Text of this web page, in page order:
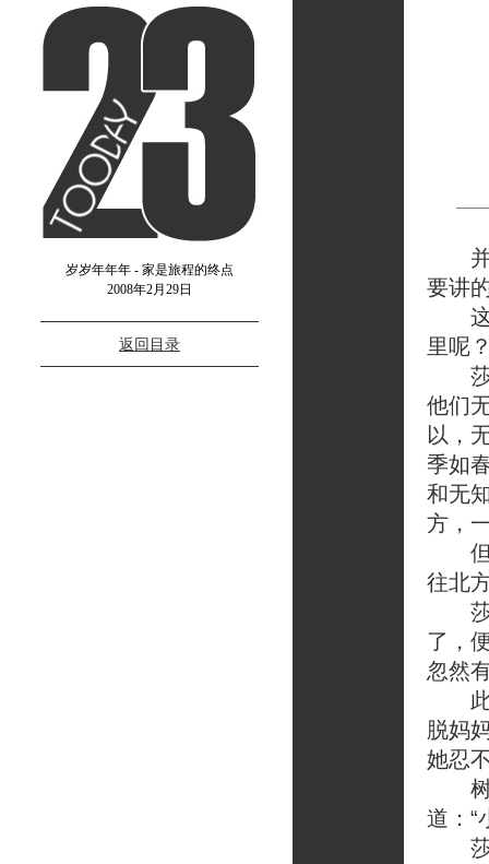
岁岁年年年 - 家是旅程的终点
2008年2月29日
返回目录
并
要讲
这
里呢
莎
他们
以，
季如
和无
方，
但
往北
莎
了，
忽然
此
脱妈
她忍
树
道：“
莎